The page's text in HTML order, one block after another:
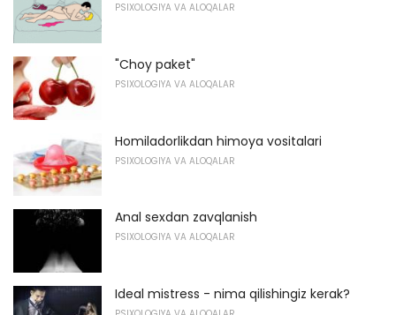
PSIXOLOGIYA VA ALOQALAR
"Choy paket"
PSIXOLOGIYA VA ALOQALAR
Homiladorlikdan himoya vositalari
PSIXOLOGIYA VA ALOQALAR
Anal sexdan zavqlanish
PSIXOLOGIYA VA ALOQALAR
Ideal mistress - nima qilishingiz kerak?